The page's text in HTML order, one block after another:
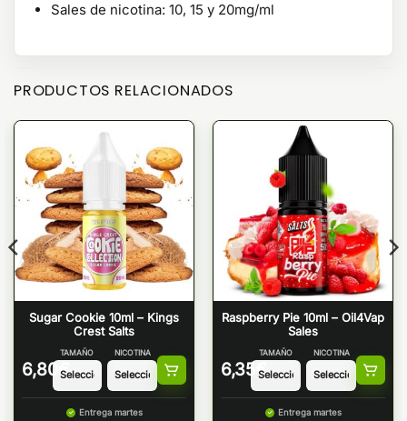
Sales de nicotina: 10, 15 y 20mg/ml
PRODUCTOS RELACIONADOS
Sugar Cookie 10ml – Kings
Crest Salts
6,80 €
TAMAÑO NICOTINA
Entrega martes
Raspberry Pie 10ml – Oil4Vap
Sales
6,35 €
TAMAÑO NICOTINA
Entrega martes